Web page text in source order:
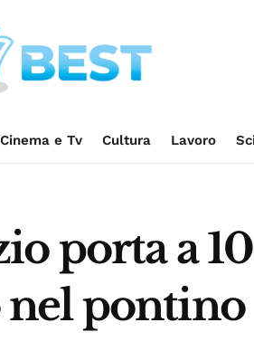
Cinema e Tv Cultura Lavoro
porta a 10
nel pontino